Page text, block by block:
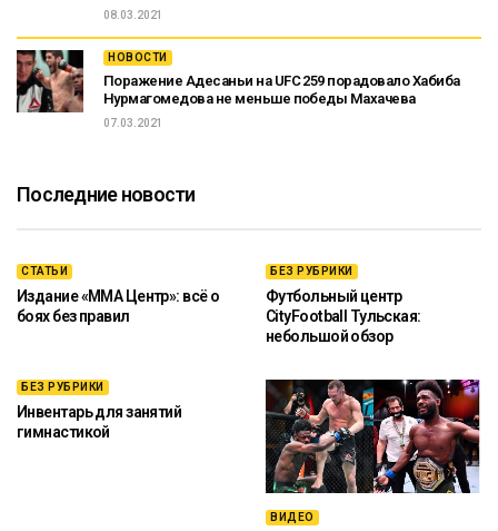
08.03.2021
НОВОСТИ
Поражение Адесаньи на UFC 259 порадовало Хабиба
Нурмагомедова не меньше победы Махачева
07.03.2021
Последние новости
СТАТЬИ
Издание «ММА Центр»: всё о
боях без правил
БЕЗ РУБРИКИ
Футбольный центр
CityFootball Тульская:
небольшой обзор
БЕЗ РУБРИКИ
Инвентарь для занятий
гимнастикой
ВИДЕО